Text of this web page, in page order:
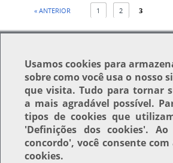
« ANTERIOR 1 2 3
Usamoscookies para
sobre como você usa o nosso
que visita. Tudo para tornar
a mais agradável possível.
tipos de cookies que
'Definições dos cookies'. Ao
concordo', você consente
cookies.